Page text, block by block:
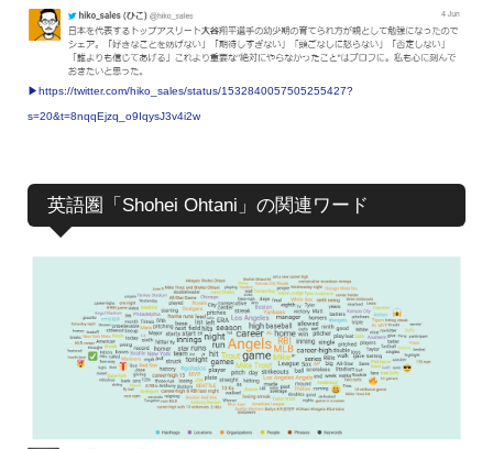
▶︎https://twitter.com/hiko_sales/status/1532840057505255427?
s=20&t=8nqqEjzq_o9IqysJ3v4i2w
英語圏「Shohei Ohtani」の関連ワード